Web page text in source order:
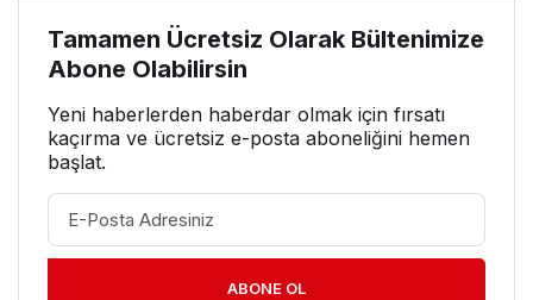
Tamamen Ücretsiz Olarak Bültenimize
Abone Olabilirsin
Yeni haberlerden haberdar olmak için fırsatı
kaçırma ve ücretsiz e-posta aboneliğini hemen
başlat.
ABONE OL